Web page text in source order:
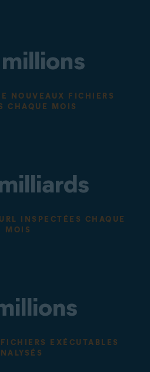
NOUVEAUX FICHIERS
CHAQUE MOIS
INSPECTÉES CHAQUE
MOIS
EXÉCUTABLES